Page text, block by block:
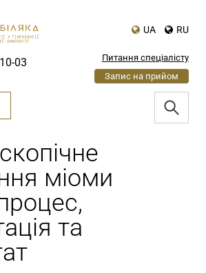
UA RU
03
Питання спеціалісту
Запис на прийом
міоми
та